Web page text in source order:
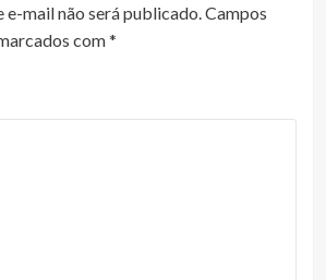
e-mail não será publicado. Campos
com*